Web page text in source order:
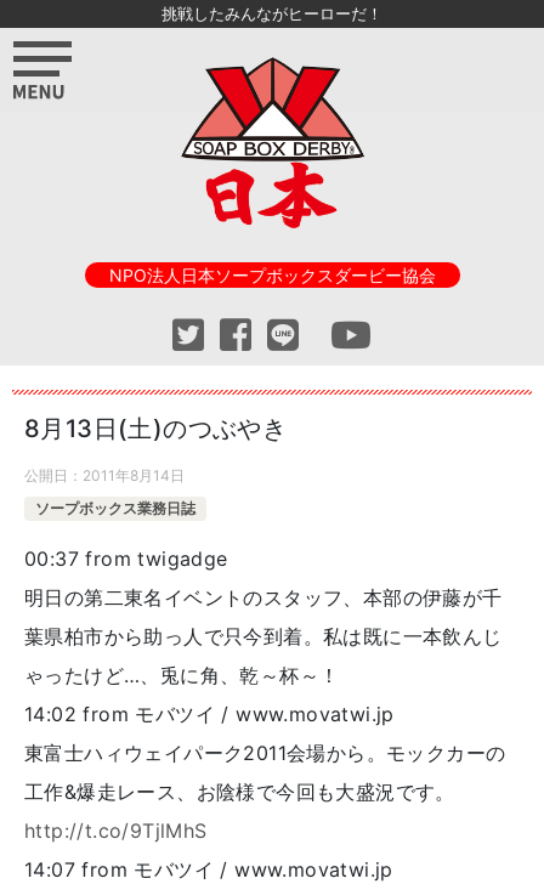
挑戦したみんながヒーローだ！
NPO法人日本ソープボックスダービー協会
8月13日(土)のつぶやき
公開日： 2011年8月14日
ソープボックス業務日誌
00:37 from twigadge
明日の第二東名イベントのスタッフ、本部の伊藤が千
葉県柏市から助っ人で只今到着。私は既に一本飲んじ
ゃったけど…、兎に角、乾～杯～！
14:02 from モバツイ / www.movatwi.jp
東富士ハィウェイパーク2011会場から。モックカーの
工作&爆走レース、お陰様で今回も大盛況です。
http://t.co/9TjlMhS
14:07 from モバツイ / www.movatwi.jp